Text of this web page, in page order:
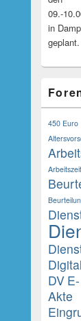
09.-
in Damp
geplant.
450 Euro
Digital
DV E-
Akte